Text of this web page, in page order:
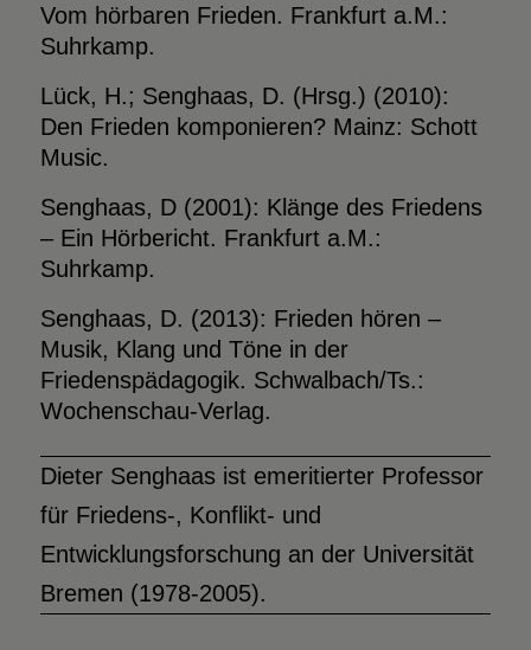
Vom hörbaren Frieden. Frankfurt a.M.:
Suhrkamp.
Lück, H.; Senghaas, D. (Hrsg.) (2010):
Den Frieden komponieren? Mainz: Schott
Music.
Senghaas, D (2001): Klänge des Friedens
– Ein Hörbericht. Frankfurt a.M.:
Suhrkamp.
Senghaas, D. (2013): Frieden hören –
Musik, Klang und Töne in der
Friedenspädagogik. Schwalbach/Ts.:
Wochenschau-Verlag.
Dieter Senghaas ist emeritierter Professor
für Friedens-, Konflikt- und
Entwicklungsforschung an der Universität
Bremen (1978-2005).